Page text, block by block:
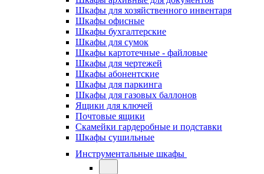
Шкафы для хозяйственного инвентаря
Шкафы офисные
Шкафы бухгалтерские
Шкафы для сумок
Шкафы картотечные - файловые
Шкафы для чертежей
Шкафы абонентские
Шкафы для паркинга
Шкафы для газовых баллонов
Ящики для ключей
Почтовые ящики
Скамейки гардеробные и подставки
Шкафы сушильные
Инструментальные шкафы